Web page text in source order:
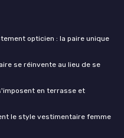
opticien : la paire unique
se réinvente au lieu de se
en terrasse et
le style vestimentaire femme